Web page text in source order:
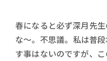
春になると必ず深月先
な～。不思議。私は普
す事はないのですが、